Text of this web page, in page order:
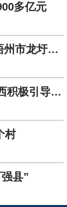
多亿元
“绿色司法”护航民企发展 ——梧州市龙圩区法院依法服务保障非公经济发展纪实
万企帮万村 携手奔小康 ——广西积极引导民企帮扶贫困地区纪实
村
县”